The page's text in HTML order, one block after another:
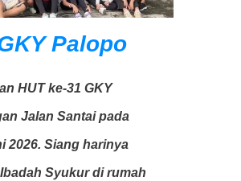
Palopo
HUT ke-31 GKY
Jalan Santai pada
2026. Siang harinya
Syukur di rumah